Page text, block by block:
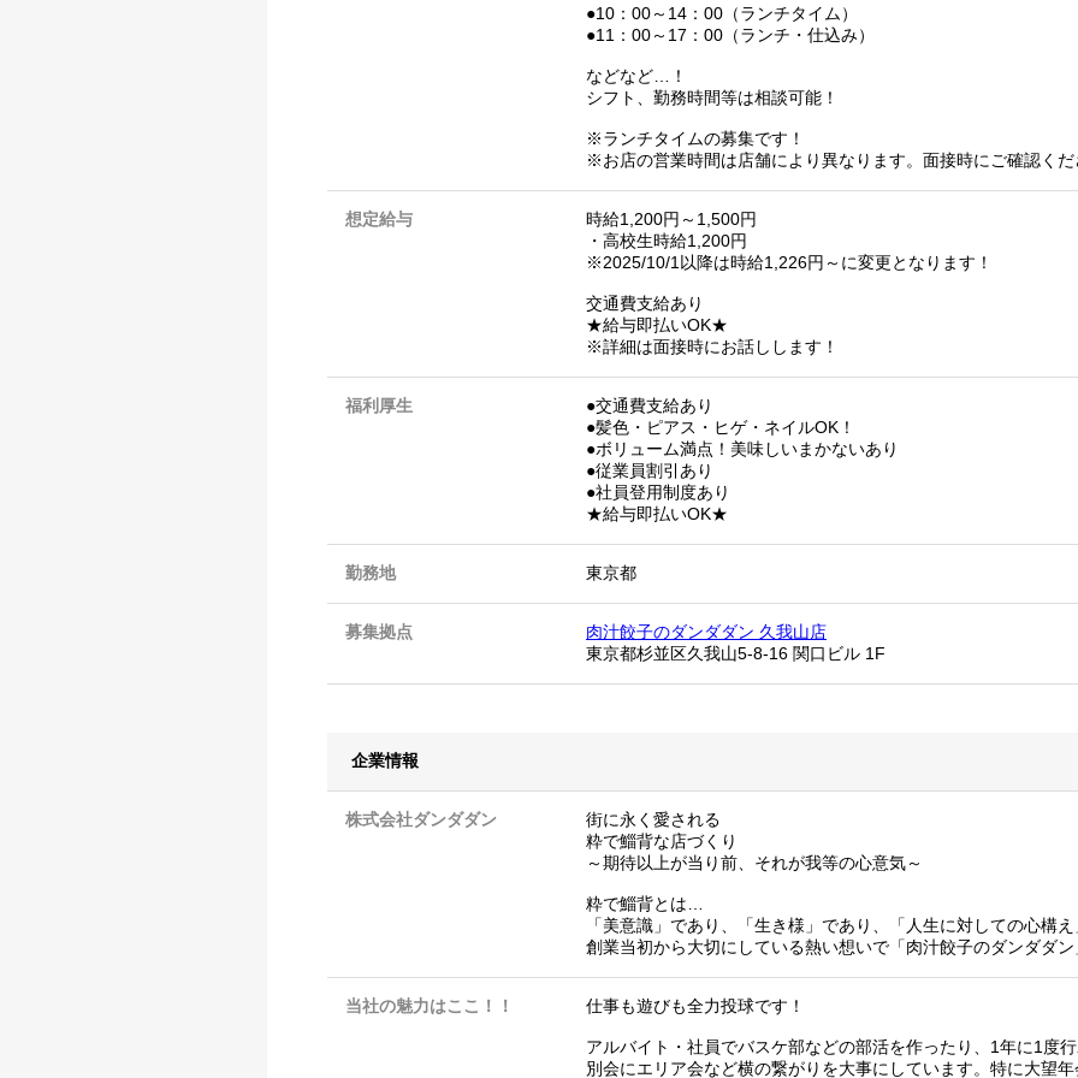
●10：00～14：00（ランチタイム）
●11：00～17：00（ランチ・仕込み）
などなど…！
シフト、勤務時間等は相談可能！
※ランチタイムの募集です！
※お店の営業時間は店舗により異なります。面接時にご確認くだ
想定給与
時給1,200円～1,500円
・高校生時給1,200円
※2025/10/1以降は時給1,226円～に変更となります！
交通費支給あり
★給与即払いOK★
※詳細は面接時にお話しします！
福利厚生
●交通費支給あり
●髪色・ピアス・ヒゲ・ネイルOK！
●ボリューム満点！美味しいまかないあり
●従業員割引あり
●社員登用制度あり
★給与即払いOK★
勤務地 東京都
募集拠点
肉汁餃子のダンダダン 久我山店
東京都杉並区久我山5-8-16 関口ビル 1F
企業情報
株式会社ダンダダン
街に永く愛される
粋で鯔背な店づくり
～期待以上が当り前、それが我等の心意気～
粋で鯔背とは…
「美意識」であり、「生き様」であり、「人生に対しての心構
創業当初から大切にしている熱い想いで「肉汁餃子のダンダダ
当社の魅力はここ！！ 仕事も遊びも全力投球です！
アルバイト・社員でバスケ部などの部活を作ったり、1年に1度
別会にエリア会など横の繋がりを大事にしています。特に大望